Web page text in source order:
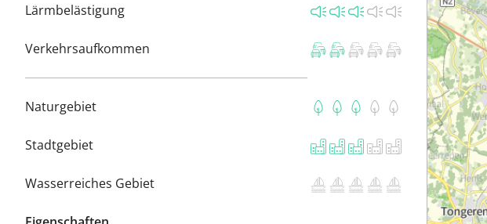
Lärmbelästigung
Verkehrsaufkommen
Naturgebiet
Stadtgebiet
Wasserreiches Gebiet